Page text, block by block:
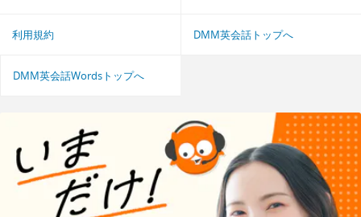
利用規約 DMM英会話トップへ
DMM英会話Wordsトップへ